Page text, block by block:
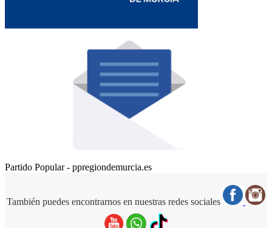
Partido Popular - ppregiondemurcia.es
También puedes encontrarnos en nuestras redes sociales